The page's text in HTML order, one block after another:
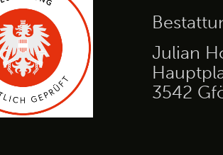
Julian
3542